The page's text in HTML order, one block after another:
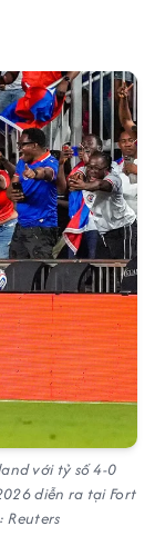
với tỷ số 4-0
diễn ra tại Fort
Reuters